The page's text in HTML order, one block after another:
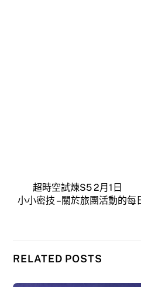
超時空試煉S5 2月1日
小小密技 – 關於旅團活動的
RELATED POSTS